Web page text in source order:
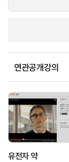
연관공개강의
유전자 약